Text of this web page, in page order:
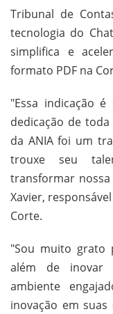
Tribunal de
tecnologia do
simplifica e
formato PDF na
"Essa indicação
dedicação de
da ANIA foi um
trouxe seu
transformar nossa
Xavier,
Corte.
"Sou muito grato
além de inovar
ambiente
inovação em suas